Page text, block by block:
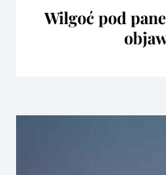
Wilgoć pod